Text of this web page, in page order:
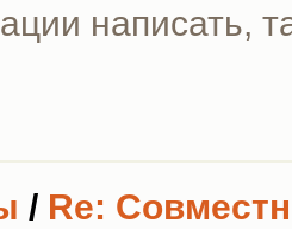
написать,
/ Re: